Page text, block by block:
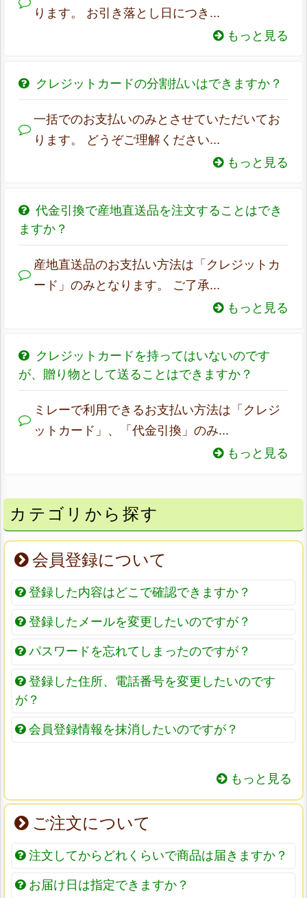
ります。 お引き落とし日につき...
もっと見る
クレジットカードの分割払いはできますか？
一括でのお支払いのみとさせていただいてお
ります。 どうぞご理解ください...
もっと見る
代金引換で産地直送品を注文することはでき
ますか？
産地直送品のお支払い方法は「クレジットカ
ード」のみとなります。 ご了承...
もっと見る
クレジットカードを持ってはいないのです
が、贈り物として送ることはできますか？
ミレーで利用できるお支払い方法は「クレジ
ットカード」、「代金引換」のみ...
もっと見る
カテゴリから探す
会員登録について
登録した内容はどこで確認できますか？
登録したメールを変更したいのですが？
パスワードを忘れてしまったのですが？
登録した住所、電話番号を変更したいのです
が？
会員登録情報を抹消したいのですが？
もっと見る
ご注文について
注文してからどれくらいで商品は届きますか？
お届け日は指定できますか？